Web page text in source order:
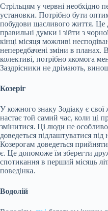
Стрільцям у червні необхідно
установки. Потрібно бути
побудови щасливого життя.
правильні думки і зійти з
кінці місяця можливі
непередбачені зміни в
колективі, потрібно якомога
Заздрісники не дрімають,
Козеріг
У кожного знаку Зодіаку є
настає той самий час, коли ці
змінитися. Ці люди не
доведеться підлаштуватися
Козерогам доведеться
є. Це допоможе їм зберегти
спотикання в перший місяць
поведінка.
Водолій